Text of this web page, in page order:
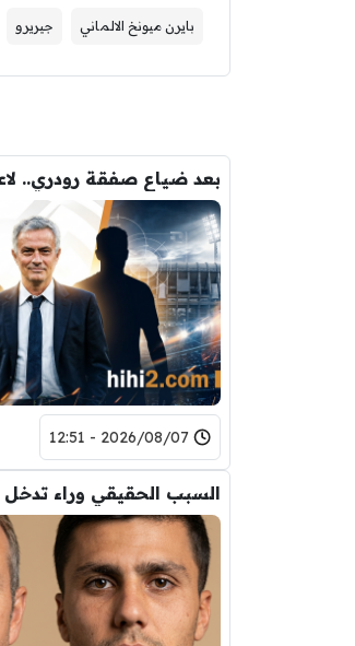
بايرن ميونخ الالماني جيريرو
2026/08/07 - 12:51